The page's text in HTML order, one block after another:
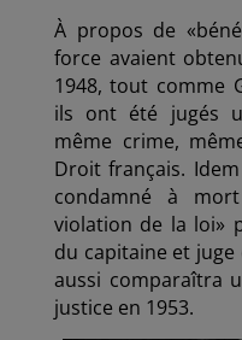
À propos de
force avaient
1948, tout comme
ils ont été jugés
même crime,
Droit français.
condamné à
violation de la loi»
du capitaine et juge
aussi comparaîtra
justice en 1953.